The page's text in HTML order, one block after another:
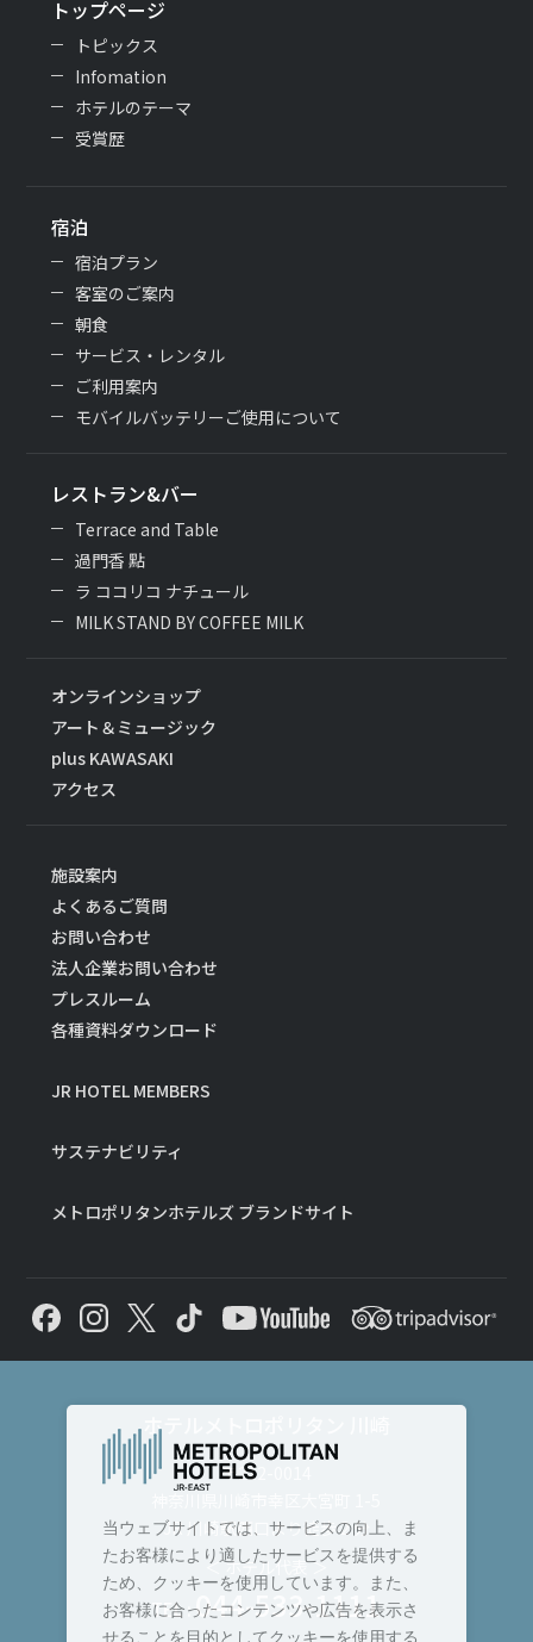
トップページ
トピックス
Infomation
ホテルのテーマ
受賞歴
宿泊
宿泊プラン
客室のご案内
朝食
サービス・レンタル
ご利用案内
モバイルバッテリーご使用について
レストラン&バー
Terrace and Table
過門香 點
ラ ココリコ ナチュール
MILK STAND BY COFFEE MILK
オンラインショップ
アート＆ミュージック
plus KAWASAKI
アクセス
施設案内
よくあるご質問
お問い合わせ
法人企業お問い合わせ
プレスルーム
各種資料ダウンロード
JR HOTEL MEMBERS
サステナビリティ
メトロポリタンホテルズ ブランドサイト
ホテルメトロポリタン 川崎
〒212-0014
JR 川崎駅西口より徒歩 2 分
＜ ホテル代表 ＞
TEL :044-533-1111
当ウェブサイトでは、サービスの向上、ま
たお客様により適したサービスを提供する
ため、クッキーを使用しています。また、
お客様に合ったコンテンツや広告を表示さ
せることを目的としてクッキーを使用する